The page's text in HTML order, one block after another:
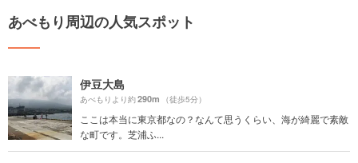
あべもり周辺の人気スポット
伊豆大島
あべもりより約290m （徒歩5分）
ここは本当に東京都なの？なんて思うくらい、海が綺麗で素敵
な町です。芝浦ふ...